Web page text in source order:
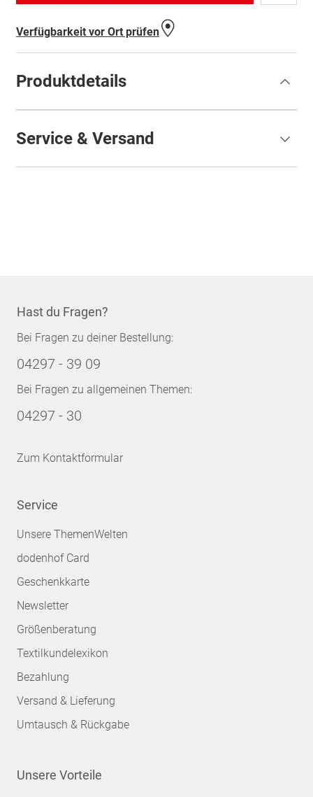
Verfügbarkeit vor Ort prüfen
Produktdetails
Service & Versand
Hast du Fragen?
Bei Fragen zu deiner Bestellung:
04297 - 39 09
Bei Fragen zu allgemeinen Themen:
04297 - 30
Zum Kontaktformular
Service
Unsere ThemenWelten
dodenhof Card
Geschenkkarte
Newsletter
Größenberatung
Textilkundelexikon
Bezahlung
Versand & Lieferung
Umtausch & Rückgabe
Unsere Vorteile